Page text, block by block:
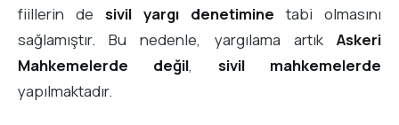
fiillerin de sivil yargı denetimine tabi olmasını
sağlamıştır. Bu nedenle, yargılama artık Askeri
Mahkemelerde değil, sivil mahkemelerde
yapılmaktadır.